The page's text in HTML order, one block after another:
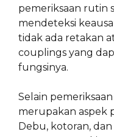
pemeriksaan rutin
mendeteksi
tidak ada retakan
couplings yang
fungsinya.
Selain
merupakan aspek
Debu, kotoran, dan